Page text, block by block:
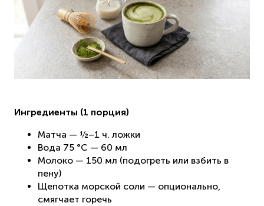
Ингредиенты (1 порция)
Матча — ½–1 ч. ложки
Вода 75 °C — 60 мл
Молоко — 150 мл (подогреть или взбить в
пену)
Щепотка морской соли — опционально,
смягчает горечь